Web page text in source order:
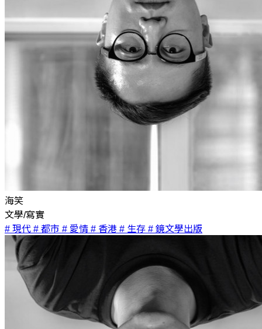
海笑
文學/寫實
# 現代 # 都市 # 愛情 # 香港 # 生存 # 鏡文學出版